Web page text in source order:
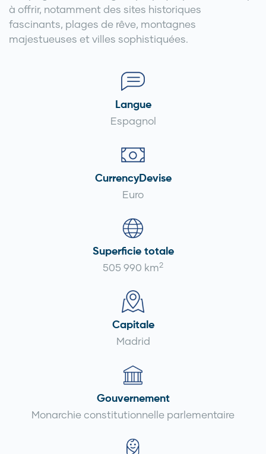
à offrir, notamment des sites historiques
fascinants, plages de rêve, montagnes
majestueuses et villes sophistiquées.
Langue
Espagnol
CurrencyDevise
Euro
Superficie totale
505 990 km2
Capitale
Madrid
Gouvernement
Monarchie constitutionnelle parlementaire